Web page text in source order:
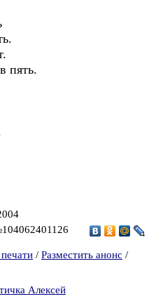
пять.
/ Разместить анонс /
Алексей